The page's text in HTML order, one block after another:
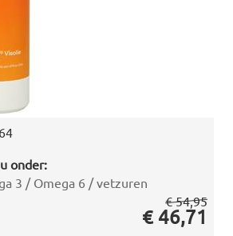
onder:
3 / Omega 6 / vetzuren
€ 54,95
€ 46,71